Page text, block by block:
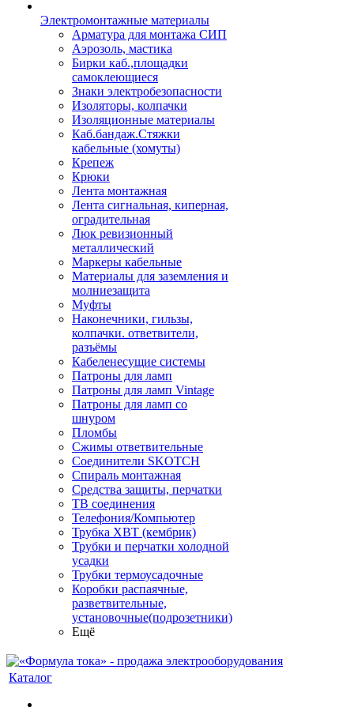
Электромонтажные материалы
Арматура для монтажа СИП
Аэрозоль, мастика
Бирки каб.,площадки
самоклеющиеся
Знаки электробезопасности
Изоляторы, колпачки
Изоляционные материалы
Каб.бандаж.Стяжки
кабельные (хомуты)
Крепеж
Крюки
Лента монтажная
Лента сигнальная, киперная,
оградительная
Люк ревизионный
металлический
Маркеры кабельные
Материалы для заземления и
молниезащита
Муфты
Наконечники, гильзы,
колпачки. ответвители,
разъёмы
Кабеленесущие системы
Патроны для ламп
Патроны для ламп Vintage
Патроны для ламп со
шнуром
Пломбы
Сжимы ответвительные
Соединители SKOTCH
Спираль монтажная
Средства защиты, перчатки
ТВ соединения
Телефония/Компьютер
Трубка ХВТ (кембрик)
Трубки и перчатки холодной
усадки
Трубки термоусадочные
Коробки распаячные,
разветвительные,
установочные(подрозетники)
Ещё
Каталог